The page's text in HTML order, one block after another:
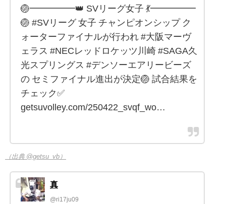
🏐━━━━━👑 SVリーグ女子 💃━━━━━
🏐 #SVリーグ 女子 チャンピオンシップ ク
ォーターファイナルが行われ #大阪マーヴ
ェラス #NECレッドロケッツ川崎 #SAGA久
光スプリングス #デンソーエアリービーズ
の セミファイナル進出が決定🏐 試合結果を
チェック✅
getsuvolley.com/250422_svqf_wo…
（出典 @getsu_vb）
真
@ri17ju09